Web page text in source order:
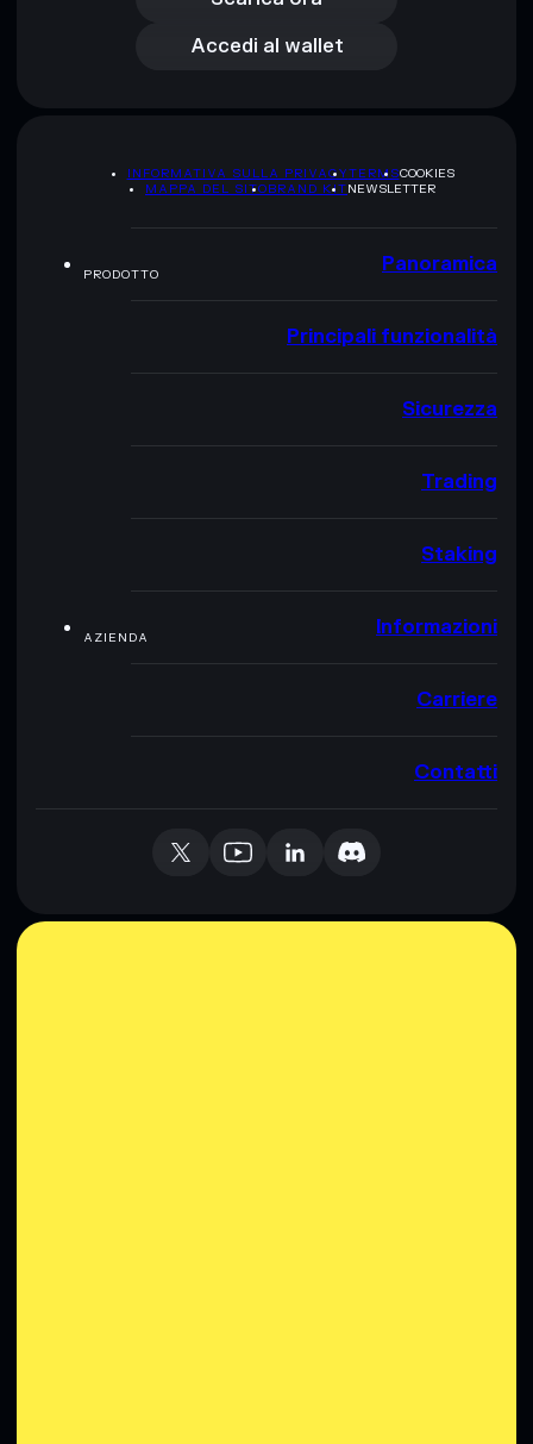
Accedi al wallet
INFORMATIVA SULLA PRIVACYTERMSCOOKIES
MAPPA DEL SITOBRAND KITNEWSLETTER
PRODOTTO Panoramica
Principali funzionalità
Sicurezza
Trading
Staking
AZIENDA Informazioni
Carriere
Contatti